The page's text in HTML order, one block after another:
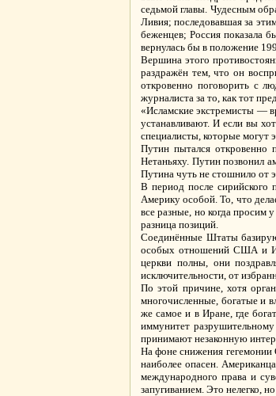
седьмой главы. Чудесным
Ливия; последовавшая за
беженцев; Россия показала
вернулась бы в положение
Вершина этого
раздражён тем, что он
откровенно поговорить с
журналиста за то, как тот
«Исламские экстремисты —
устанавливают. И если вы
специалисты, которые могут
Путин пытался откровенно
Нетаньяху. Путин позвонил
Путина чуть не стошнило от
В период после сирийского
Америку особой. То, что
все разные, но когда просим
разница позиций.
Соединённые Штаты
особых отношений США и
церкви полны, они
исключительности, от
По этой причине, хотя
многочисленные, богатые и
же самое и в Иране, где
иммунитет
принимают незаконную
На фоне снижения
наиболее опасен.
международного права и
запугиванием. Это нелегко,